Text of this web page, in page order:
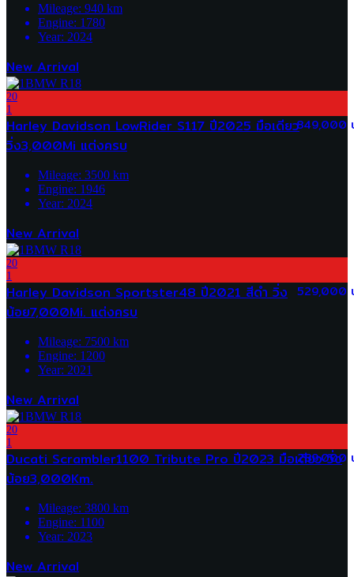
Mileage: 940 km
Engine: 1780
Year: 2024
New Arrival
20
1
849,000
Harley Davidson LowRider S117 ปี2025 มือเดียว
วิ่ง3,000Mi แต่งครบ
Mileage: 3500 km
Engine: 1946
Year: 2024
New Arrival
20
1
529,000
Harley Davidson Sportster48 ปี2021 สีดำ วิ่ง
น้อย7,000Mi. แต่งครบ
Mileage: 7500 km
Engine: 1200
Year: 2021
New Arrival
20
1
289,000
Ducati Scrambler1100 Tribute Pro ปี2023 มือเดียว วิ่ง
น้อย3,000Km.
Mileage: 3800 km
Engine: 1100
Year: 2023
New Arrival